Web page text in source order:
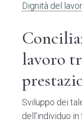
Dignità del
lavoro
Sviluppo dei
dell’individuo